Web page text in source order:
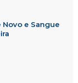
e Sangue